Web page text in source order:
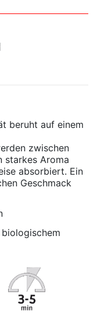
beruht auf einem
zwischen
starkes Aroma
absorbiert. Ein
Geschmack